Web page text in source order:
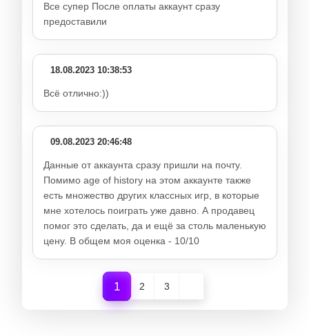
Все супер После оплаты аккаунт сразу
предоставили
18.08.2023 10:38:53
Всё отлично:))
09.08.2023 20:46:48
Данные от аккаунта сразу пришли на почту.
Помимо age of history на этом аккаунте также
есть множество других классных игр, в которые
мне хотелось поиграть уже давно. А продавец
помог это сделать, да и ещё за столь маленькую
цену. В общем моя оценка - 10/10
1 2 3